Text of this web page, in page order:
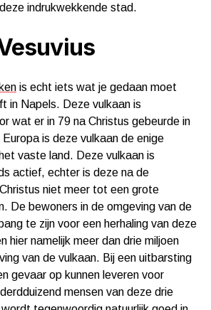
indrukwekkende stad.
is echt iets wat je gedaan moet
in Napels. Deze vulkaan is
wat er in 79 na Christus gebeurde in
is deze vulkaan de enige
vaste land. Deze vulkaan is
actief, echter is deze na de
niet meer tot een grote
De bewoners in de omgeving van de
te zijn voor een herhaling van deze
hier namelijk meer dan drie miljoen
van de vulkaan. Bij een uitbarsting
gevaar op kunnen leveren voor
mensen van deze drie